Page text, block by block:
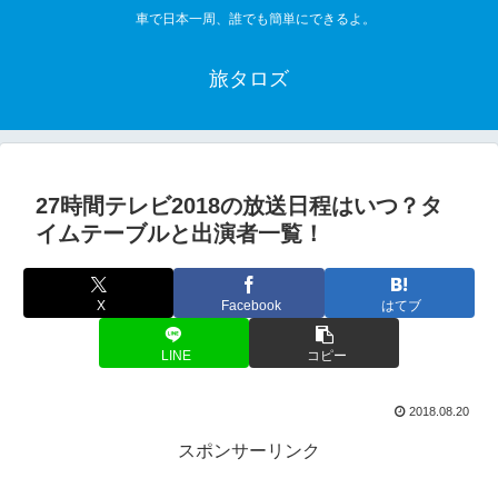
車で日本一周、誰でも簡単にできるよ。
旅タロズ
27時間テレビ2018の放送日程はいつ？タ
イムテーブルと出演者一覧！
X Facebook はてブ
LINE コピー
2018.08.20
スポンサーリンク